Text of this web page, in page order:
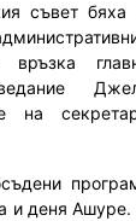
съвет бяха
връзка
на
и деня Ашуре.